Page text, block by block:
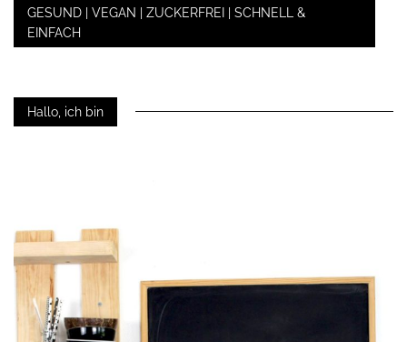
GESUND | VEGAN | ZUCKERFREI | SCHNELL &
EINFACH
Hallo, ich bin